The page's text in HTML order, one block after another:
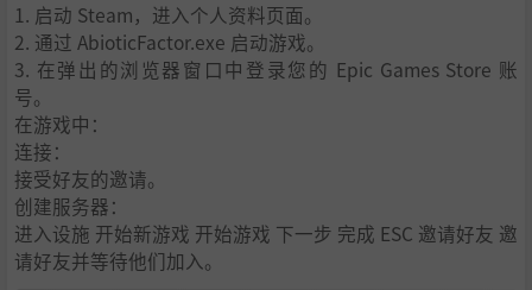
活下去才能迎接下一天的休息日
在 GATE 工作可能是一份梦想的工作，但牺牲在这里并不是
你五年计划的一部分。在这场跨维度科幻冒险中，探索这个
巨大的地下设施以及许多其他世界，并充分利用人类未知的
最先进技术！
1. 启动 Steam，进入个人资料页面。
2. 通过 AbioticFactor.exe 启动游戏。
3. 在弹出的浏览器窗口中登录您的 Epic Games Store 账
号。
在游戏中：
连接：
接受好友的邀请。
创建服务器：
进入设施 开始新游戏 开始游戏 下一步 完成 ESC 邀请好友 邀
请好友并等待他们加入。